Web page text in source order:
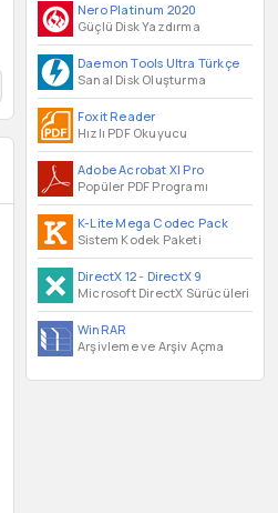
Nero Platinum 2020
Güçlü Disk Yazdırma
Daemon Tools Ultra Türkçe
Sanal Disk Oluşturma
Foxit Reader
Hızlı PDF Okuyucu
Adobe Acrobat XI Pro
Popüler PDF Programı
K-Lite Mega Codec Pack
Sistem Kodek Paketi
DirectX 12- DirectX 9
Microsoft DirectX Sürücüleri
WinRAR
Arşivleme ve Arşiv Açma